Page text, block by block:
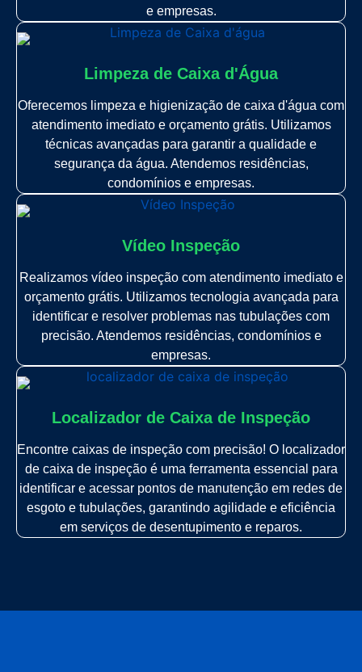
e empresas.
Limpeza de Caixa d'Água
Oferecemos limpeza e higienização de caixa d'água com
atendimento imediato e orçamento grátis. Utilizamos
técnicas avançadas para garantir a qualidade e
segurança da água. Atendemos residências,
condomínios e empresas.
Vídeo Inspeção
Realizamos vídeo inspeção com atendimento imediato e
orçamento grátis. Utilizamos tecnologia avançada para
identificar e resolver problemas nas tubulações com
precisão. Atendemos residências, condomínios e
empresas.
Localizador de Caixa de Inspeção
Encontre caixas de inspeção com precisão! O localizador
de caixa de inspeção é uma ferramenta essencial para
identificar e acessar pontos de manutenção em redes de
esgoto e tubulações, garantindo agilidade e eficiência
em serviços de desentupimento e reparos.